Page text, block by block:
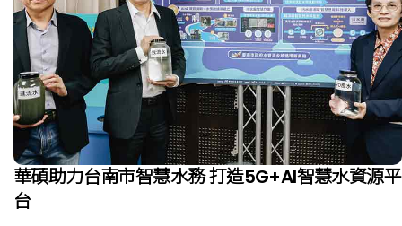
華碩助力台南市智慧水務 打造5G+AI智慧水資源平
台